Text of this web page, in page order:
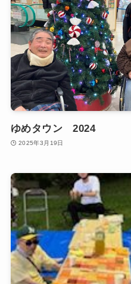
ゆめタウン 2024
2025年3月19日